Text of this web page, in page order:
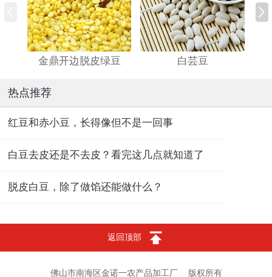
金鼎开边脱皮绿豆 白芸豆
热点推荐
红豆和赤小豆，长得像但不是一回事
白豆去皮还是不去皮？看完这几点就知道了
脱皮白豆，除了做馅还能做什么？
返回顶部
佛山市南海区金诺一农产品加工厂 版权所有